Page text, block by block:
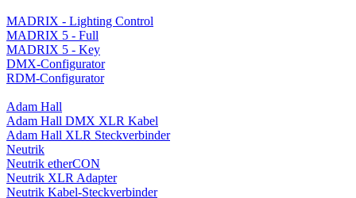
MADRIX - Lighting Control
MADRIX 5 - Full
MADRIX 5 - Key
DMX-Configurator
RDM-Configurator
Adam Hall
Adam Hall DMX XLR Kabel
Adam Hall XLR Steckverbinder
Neutrik
Neutrik etherCON
Neutrik XLR Adapter
Neutrik Kabel-Steckverbinder